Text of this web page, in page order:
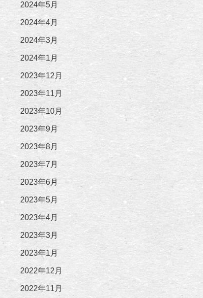
2024年5月
2024年4月
2024年3月
2024年1月
2023年12月
2023年11月
2023年10月
2023年9月
2023年8月
2023年7月
2023年6月
2023年5月
2023年4月
2023年3月
2023年1月
2022年12月
2022年11月